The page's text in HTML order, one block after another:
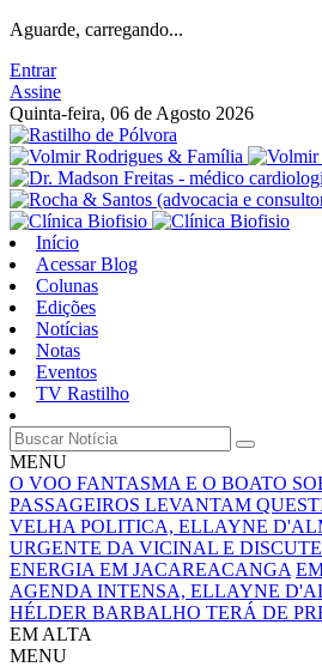
Aguarde, carregando...
Entrar
Assine
Quinta-feira, 06 de Agosto 2026
Início
Acessar Blog
Colunas
Edições
Notícias
Notas
Eventos
TV Rastilho
MENU
O VOO FANTASMA E O BOATO
PASSAGEIROS LEVANTAM
VELHA POLITICA, ELLAYNE
URGENTE DA VICINAL E
ENERGIA EM JACAREACANGA
AGENDA INTENSA, ELLAYNE
HÉLDER BARBALHO TERÁ DE
EM ALTA
MENU